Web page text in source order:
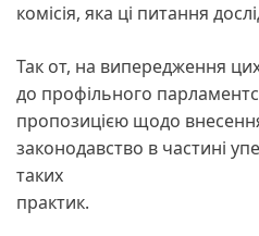
комісія, яка ці питання
Так от, на випередження
до профільного
пропозицією щодо
законодавство в частині
таких
практик.